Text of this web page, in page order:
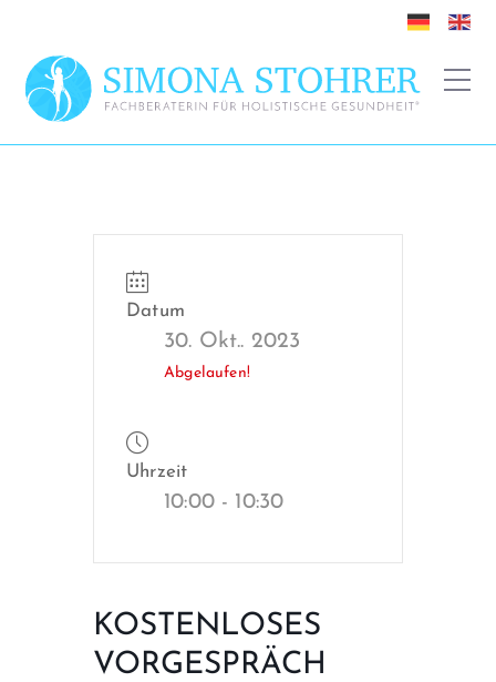
Datum
30. Okt.. 2023
Abgelaufen!
Uhrzeit
10:00 - 10:30
KOSTENLOSES
VORGESPRÄCH